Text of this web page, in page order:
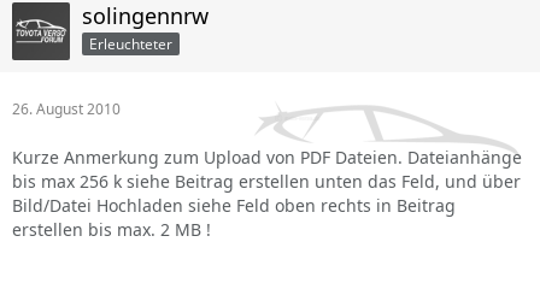
solingennrw
Erleuchteter
26. August 2010
Kurze Anmerkung zum Upload von PDF Dateien. Dateianhänge
bis max 256 k siehe Beitrag erstellen unten das Feld, und über
Bild/Datei Hochladen siehe Feld oben rechts in Beitrag
erstellen bis max. 2 MB !